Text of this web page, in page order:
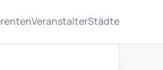
VeranstalterStädte